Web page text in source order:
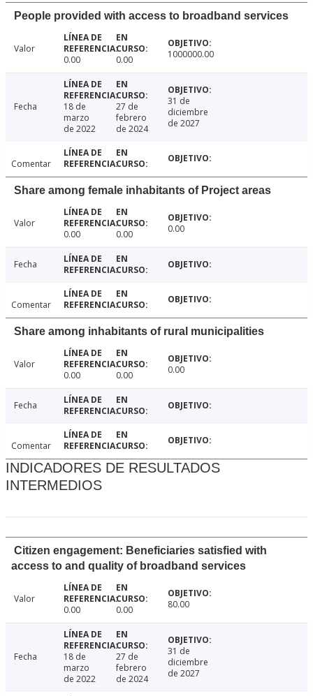
People provided with access to broadband services
Valor
0.00
0.00 1000000.00
Fecha
18 de
marzo
de 2022
27 de
febrero
de 2024
31 de
diciembre
de 2027
Comentar
Share among female inhabitants of Project areas
Valor
0.00
0.00 0.00
Fecha
Comentar
Share among inhabitants of rural municipalities
Valor
0.00
0.00 0.00
Fecha
Comentar
INDICADORES DE RESULTADOS
INTERMEDIOS
Citizen engagement: Beneficiaries satisfied with
access to and quality of broadband services
Valor
0.00
0.00 80.00
Fecha
18 de
marzo
de 2022
27 de
febrero
de 2024
31 de
diciembre
de 2027